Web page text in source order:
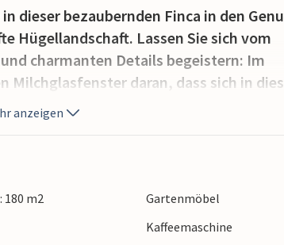
dieser bezaubernden Finca in den
Hügellandschaft. Lassen Sie sich vom
charmanten Details begeistern: Im
Milchglasfenster daran, dass sich in
befand. Bereiten Sie in der
für einen Filmabend auf dem
für zusätzliche Behaglichkeit sorgt.
mediterrane Klima in vollen Zügen zu
vom Pool aus bietet. Verbringen Sie
anzeigen
180 m2
Gartenmöbel
Kaffeemaschine